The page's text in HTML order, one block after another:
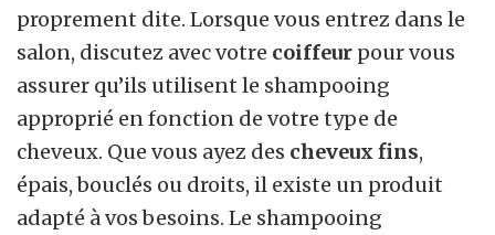
proprement dite. Lorsque vous entrez dans le
salon, discutez avec votre coiffeur pour vous
assurer qu’ils utilisent le shampooing
approprié en fonction de votre type de
cheveux. Que vous ayez des cheveux fins,
épais, bouclés ou droits, il existe un produit
adapté à vos besoins. Le shampooing